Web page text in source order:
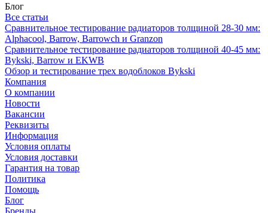
Блог
Все статьи
Сравнительное тестирование радиаторов толщиной 28-30 мм:
Alphacool, Barrow, Barrowch и Granzon
Сравнительное тестирование радиаторов толщиной 40-45 мм:
Bykski, Barrow и EKWB
Обзор и тестирование трех водоблоков Bykski
Компания
О компании
Новости
Вакансии
Реквизиты
Информация
Условия оплаты
Условия доставки
Гарантия на товар
Политика
Помощь
Блог
Бренды